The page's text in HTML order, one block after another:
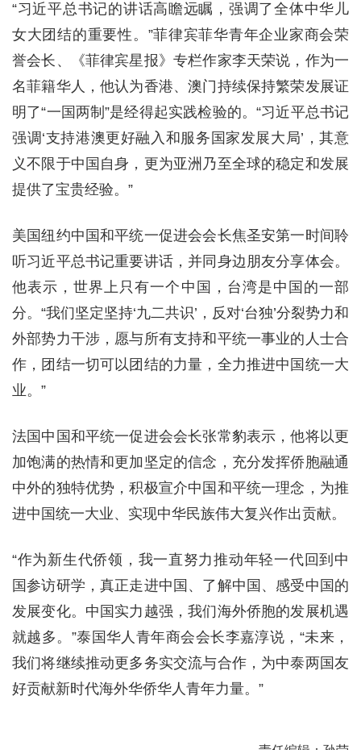
“习近平总书记的讲话高瞻远瞩，强调了全体中华儿
女大团结的重要性。”菲律宾菲华青年企业家商会荣
誉会长、《菲律宾星报》专栏作家李天荣说，作为一
名菲籍华人，他认为香港、澳门持续保持繁荣发展证
明了“一国两制”是经得起实践检验的。“习近平总书记
强调‘支持港澳更好融入和服务国家发展大局’，其意
义不限于中国自身，更为亚洲乃至全球的稳定和发展
提供了宝贵经验。”
美国纽约中国和平统一促进会会长焦圣安第一时间聆
听习近平总书记重要讲话，并同身边朋友分享体会。
他表示，世界上只有一个中国，台湾是中国的一部
分。“我们坚定坚持‘九二共识’，反对‘台独’分裂势力和
外部势力干涉，愿与所有支持和平统一事业的人士合
作，团结一切可以团结的力量，全力推进中国统一大
业。”
法国中国和平统一促进会会长张常豹表示，他将以更
加饱满的热情和更加坚定的信念，充分发挥侨胞融通
中外的独特优势，积极宣介中国和平统一理念，为推
进中国统一大业、实现中华民族伟大复兴作出贡献。
“作为新生代侨领，我一直努力推动年轻一代回到中
国参访研学，真正走进中国、了解中国、感受中国的
发展变化。中国实力越强，我们海外侨胞的发展机遇
就越多。”泰国华人青年商会会长李嘉淳说，“未来，
我们将继续推动更多务实交流与合作，为中泰两国友
好贡献新时代海外华侨华人青年力量。”